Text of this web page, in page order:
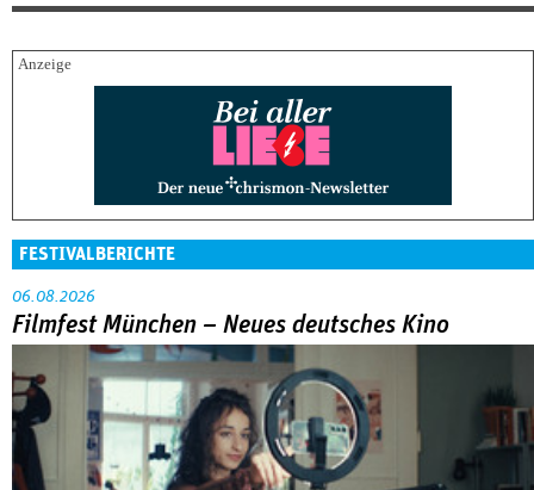
FESTIVALBERICHTE
06.08.2026
Filmfest München – Neues deutsches Kino